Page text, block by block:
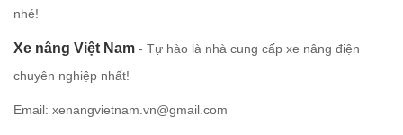
nhé!
Xe nâng Việt Nam - Tự hào là nhà cung cấp xe nâng điện
chuyên nghiệp nhất!
Email: xenangvietnam.vn@gmail.com